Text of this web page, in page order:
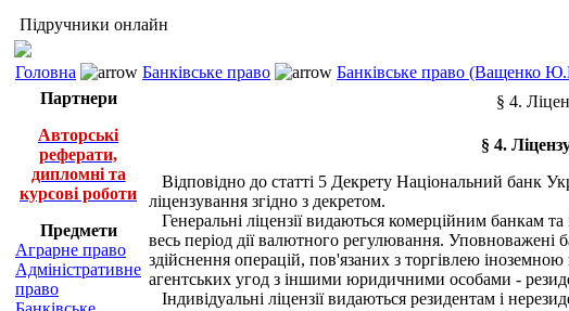
Підручники онлайн
Головна Банківське право Банківське право (Ващенко
Партнери
Авторські
реферати,
дипломні та
курсові роботи
Предмети
Аграрне право
Адміністративне
право
§ 4.
§ 4.
Відповідно до статті 5 Декрету Національний банк
ліцензування згідно з декретом.
Генеральні ліцензії видаються комерційним банкам
весь період дії валютного регулювання.
здійснення операцій, пов'язаних з торгівлею
агентських угод з іншими юридичними особами -
Індивідуальні ліцензії видаються резидентам і